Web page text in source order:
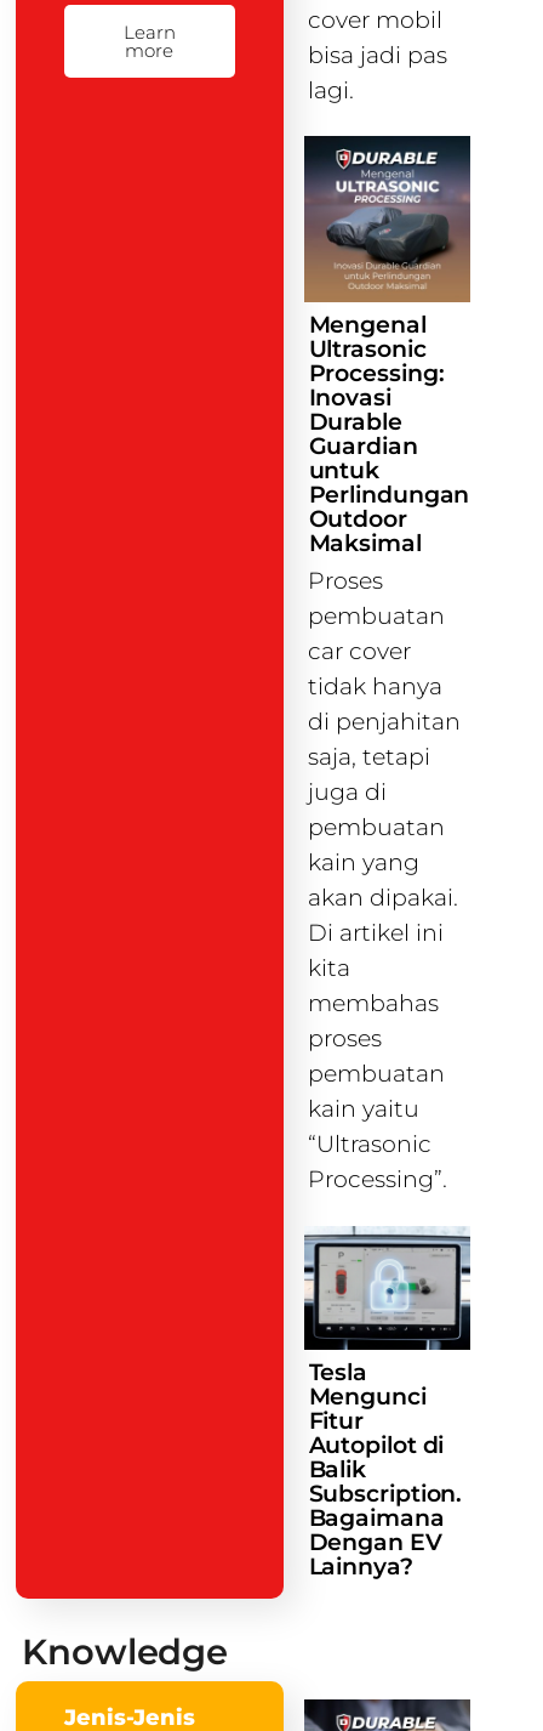
Learn
more
cover mobil
bisa jadi pas
lagi.
Mengenal
Ultrasonic
Processing:
Inovasi
Durable
Guardian
untuk
Perlindungan
Outdoor
Maksimal
Proses
pembuatan
car cover
tidak hanya
di penjahitan
saja, tetapi
juga di
pembuatan
kain yang
akan dipakai.
Di artikel ini
kita
membahas
proses
pembuatan
kain yaitu
“Ultrasonic
Processing”.
Tesla
Mengunci
Fitur
Autopilot di
Balik
Subscription.
Bagaimana
Dengan EV
Lainnya?
Knowledge
Jenis-Jenis